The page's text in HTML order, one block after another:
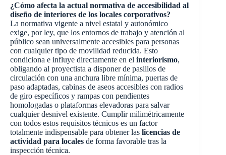
¿Cómo afecta la actual normativa de accesibilidad al
diseño de interiores de los locales corporativos?
La normativa vigente a nivel estatal y autonómico
exige, por ley, que los entornos de trabajo y atención al
público sean universalmente accesibles para personas
con cualquier tipo de movilidad reducida. Esto
condiciona e influye directamente en el interiorismo,
obligando al proyectista a disponer de pasillos de
circulación con una anchura libre mínima, puertas de
paso adaptadas, cabinas de aseos accesibles con radios
de giro específicos y rampas con pendientes
homologadas o plataformas elevadoras para salvar
cualquier desnivel existente. Cumplir milimétricamente
con todos estos requisitos técnicos es un factor
totalmente indispensable para obtener las licencias de
actividad para locales de forma favorable tras la
inspección técnica.